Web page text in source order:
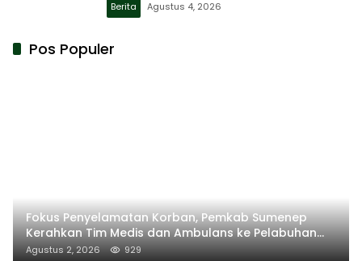
Berita Agustus 4, 2026
Pos Populer
Fokus Penyelamatan Korban, Pemkab Sumenep
Kerahkan Tim Medis dan Ambulans ke Pelabuhan
Kalianget
Agustus 2, 2026 929